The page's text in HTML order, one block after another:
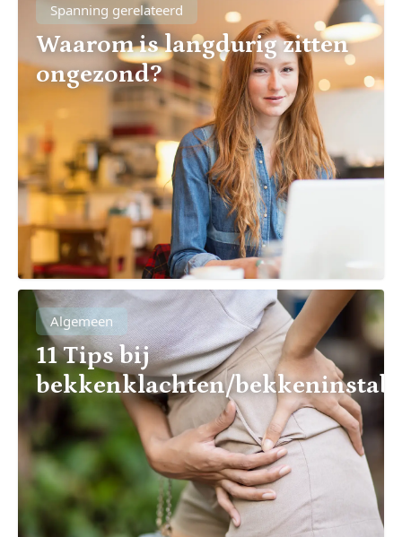
Spanning gerelateerd
Waarom is langdurig zitten
ongezond?
Algemeen
11 Tips bij
bekkenklachten/